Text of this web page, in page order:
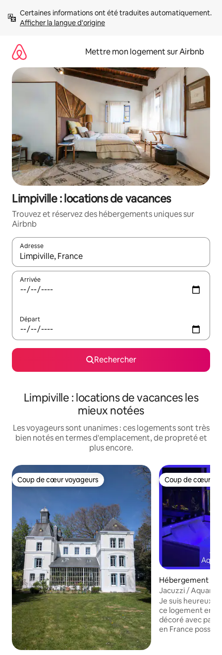
directement
Afficher la langue d'origine
Mettre mon logement sur Airbnb
Limpiville : locations de vacances
Trouvez et réservez des hébergements uniques sur
Airbnb
Adresse
Lorsque les résultats s'affichent, utilisez les flèches vers le
Arrivée
Départ
Rechercher
Limpiville : locations de vacances les
mieux notées
Les voyageurs sont unanimes : ces logements sont très
bien notés en termes d'emplacement, de propreté et
plus encore.
Coup de cœur voyageurs
Coup de cœur voyageurs Coup de cœur
Coup de cœur
Hébergement
Jacuzzi /
Je suis heureux
ce logement
décoré avec
en France